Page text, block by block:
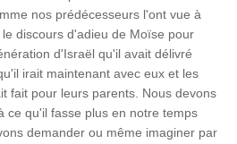
nos prédécesseurs l'ont vue à
discours d'adieu de Moïse pour
d'Israël qu'il avait délivré
irait maintenant avec eux et les
fait pour leurs parents. Nous devons
ce qu'il fasse plus en notre temps
demander ou même imaginer par